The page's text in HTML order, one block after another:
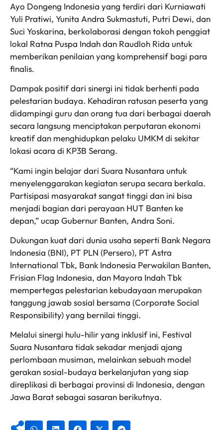
Ayo Dongeng Indonesia yang terdiri dari Kurniawati
Yuli Pratiwi, Yunita Andra Sukmastuti, Putri Dewi, dan
Suci Yoskarina, berkolaborasi dengan tokoh penggiat
lokal Ratna Puspa Indah dan Raudloh Rida untuk
memberikan penilaian yang komprehensif bagi para
finalis.
Dampak positif dari sinergi ini tidak berhenti pada
pelestarian budaya. Kehadiran ratusan peserta yang
didampingi guru dan orang tua dari berbagai daerah
secara langsung menciptakan perputaran ekonomi
kreatif dan menghidupkan pelaku UMKM di sekitar
lokasi acara di KP3B Serang.
“Kami ingin belajar dari Suara Nusantara untuk
menyelenggarakan kegiatan serupa secara berkala.
Partisipasi masyarakat sangat tinggi dan ini bisa
menjadi bagian dari perayaan HUT Banten ke
depan,” ucap Gubernur Banten, Andra Soni.
Dukungan kuat dari dunia usaha seperti Bank Negara
Indonesia (BNI), PT PLN (Persero), PT Astra
International Tbk, Bank Indonesia Perwakilan Banten,
Frisian Flag Indonesia, dan Mayora Indah Tbk
mempertegas pelestarian kebudayaan merupakan
tanggung jawab sosial bersama (Corporate Social
Responsibility) yang bernilai tinggi.
Melalui sinergi hulu-hilir yang inklusif ini, Festival
Suara Nusantara tidak sekadar menjadi ajang
perlombaan musiman, melainkan sebuah model
gerakan sosial-budaya berkelanjutan yang siap
direplikasi di berbagai provinsi di Indonesia, dengan
Jawa Barat sebagai sasaran berikutnya.